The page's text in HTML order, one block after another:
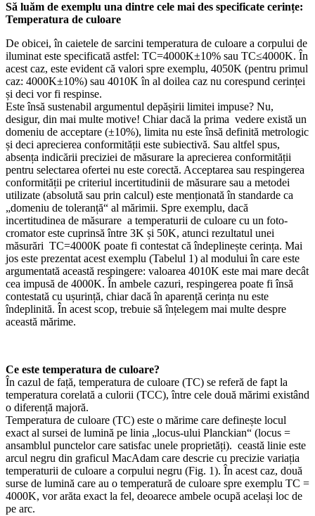
Să luăm de exemplu una dintre cele mai des specificate cerințe:
Temperatura de culoare
De obicei, în caietele de sarcini temperatura de culoare a corpului de
iluminat este specificată astfel: TC=4000K±10% sau TC≤4000K. În
acest caz, este evident că valori spre exemplu, 4050K (pentru primul
caz: 4000K±10%) sau 4010K în al doilea caz nu corespund cerinței
și deci vor fi respinse.
Este însă sustenabil argumentul depășirii limitei impuse? Nu,
desigur, din mai multe motive! Chiar dacă la prima vedere există un
domeniu de acceptare (±10%), limita nu este însă definită metrologic
și deci aprecierea conformității este subiectivă. Sau altfel spus,
absența indicării preciziei de măsurare la aprecierea conformității
pentru selectarea ofertei nu este corectă. Acceptarea sau respingerea
conformității pe criteriul incertitudinii de măsurare sau a metodei
utilizate (absolută sau prin calcul) este menționată în standarde ca
„domeniu de toleranță“ al mărimii. Spre exemplu, dacă
incertitudinea de măsurare a temperaturii de culoare cu un foto-
cromator este cuprinsă între 3K și 50K, atunci rezultatul unei
măsurări TC=4000K poate fi contestat că îndeplinește cerința. Mai
jos este prezentat acest exemplu (Tabelul 1) al modului în care este
argumentată această respingere: valoarea 4010K este mai mare decât
cea impusă de 4000K. În ambele cazuri, respingerea poate fi însă
contestată cu ușurință, chiar dacă în aparență cerința nu este
îndeplinită. În acest scop, trebuie să înțelegem mai multe despre
această mărime.
Ce este temperatura de culoare?
În cazul de față, temperatura de culoare (TC) se referă de fapt la
temperatura corelată a culorii (TCC), între cele două mărimi existând
o diferență majoră.
Temperatura de culoare (TC) este o mărime care definește locul
exact al sursei de lumină pe linia „locus-ului Planckian“ (locus =
ansamblul punctelor care satisfac unele proprietăți). ceastă linie este
arcul negru din graficul MacAdam care descrie cu precizie variația
temperaturii de culoare a corpului negru (Fig. 1). În acest caz, două
surse de lumină care au o temperatură de culoare spre exemplu TC =
4000K, vor arăta exact la fel, deoarece ambele ocupă același loc de
pe arc.